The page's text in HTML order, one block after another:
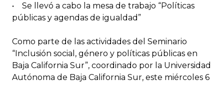
• Se llevó a cabo la mesa de trabajo “Políticas
públicas y agendas de igualdad”
Como parte de las actividades del Seminario
“Inclusión social, género y políticas públicas en
Baja California Sur”, coordinado por la Universidad
Autónoma de Baja California Sur, este miércoles 6